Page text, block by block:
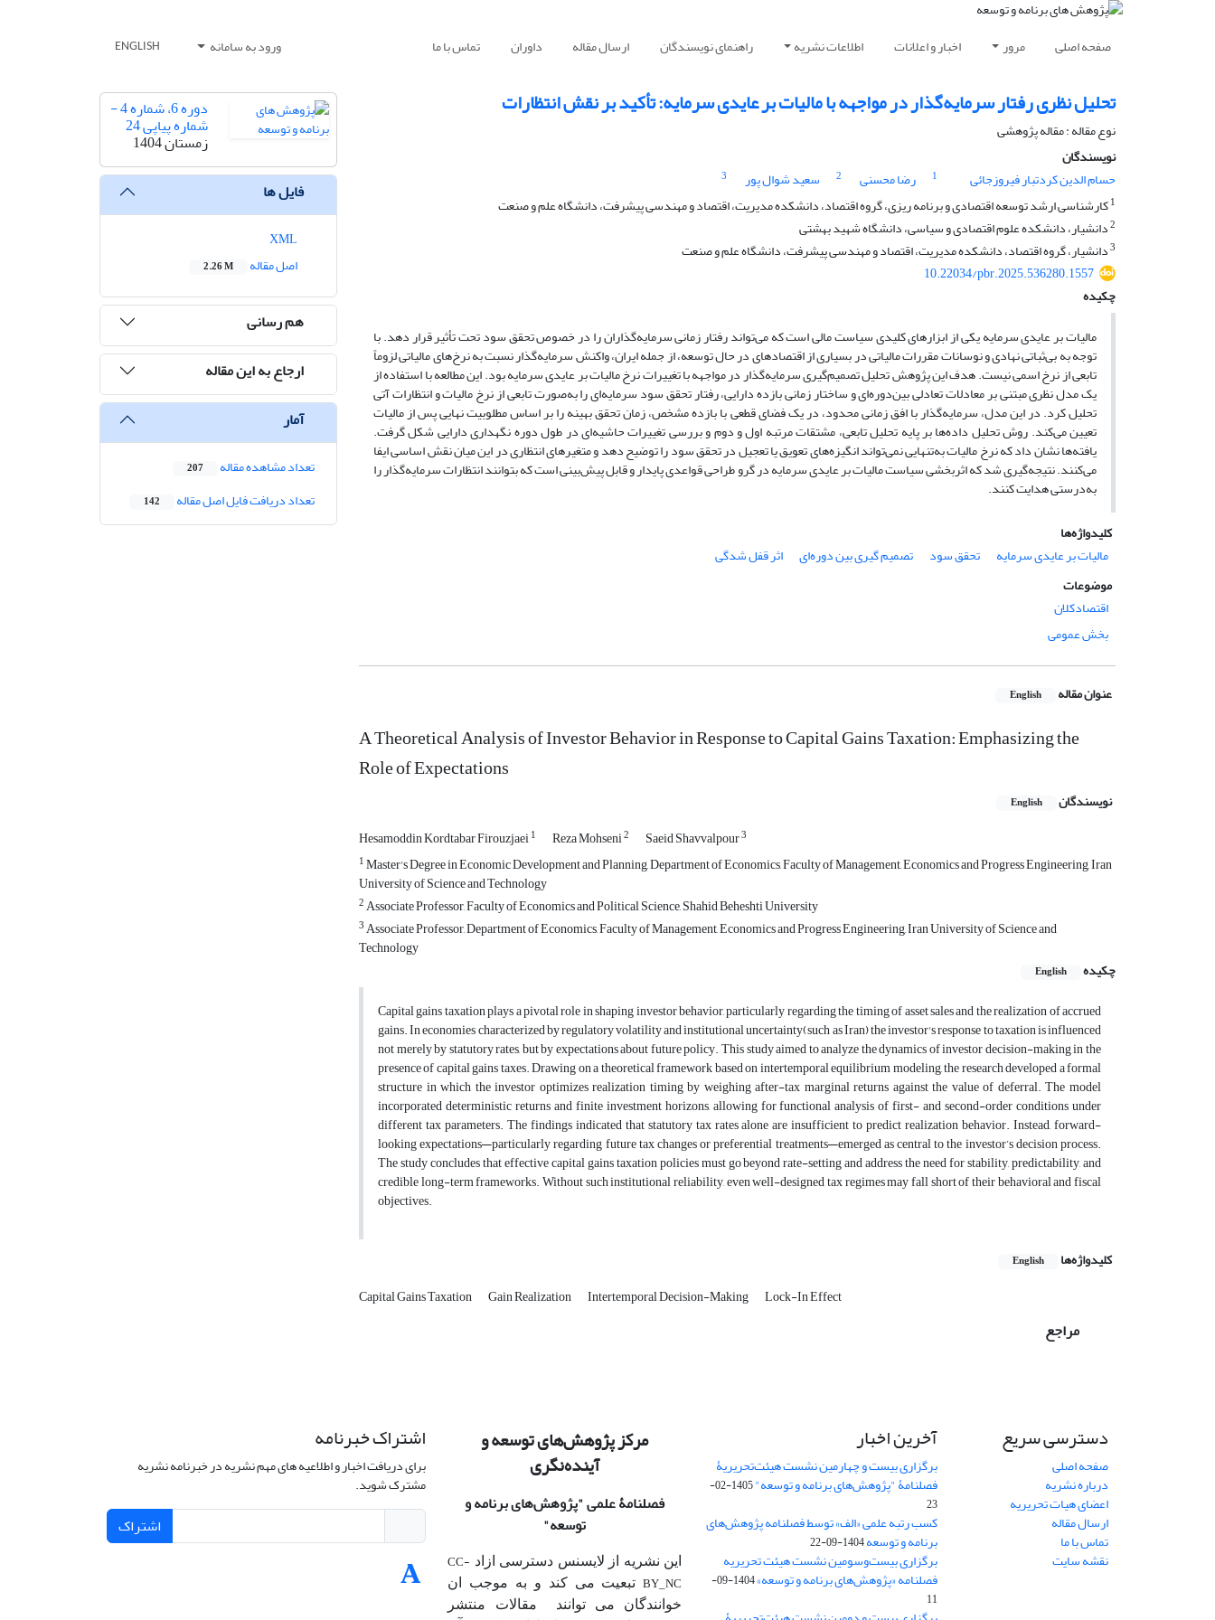
صفحه اصلی مرور اخبار و اعلانات اطلاعات نشریه راهنمای نویسندگان ارسال مقاله داوران تماس با ما ورود به سامانه ENGLISH
تحلیل نظری رفتار سرمایه‌گذار در مواجهه با مالیات بر عایدی سرمایه: تأکید بر نقش انتظارات
نوع مقاله : مقاله پژوهشی
نویسندگان
حسام الدین کردتبار فیروزجائی
1 رضا محسنی 2 سعید شوال پور
3
1کارشناسی ارشد توسعه اقتصادی و برنامه ریزی، گروه اقتصاد، دانشکده مدیریت، اقتصاد و مهندسی پیشرفت، دانشگاه علم و صنعت
2دانشیار، دانشکده علوم اقتصادی و سیاسی، دانشگاه شهید بهشتی
3دانشیار، گروه اقتصاد، دانشکده مدیریت، اقتصاد و مهندسی پیشرفت، دانشگاه علم و صنعت
10.22034/pbr.2025.536280.1557
چکیده
مالیات بر عایدی سرمایه یکی از ابزارهای کلیدی سیاست مالی است که می‌تواند رفتار زمانی سرمایه‌گذاران را در خصوص تحقق سود تحت تأثیر قرار دهد. با
توجه به بی‌ثباتی نهادی و نوسانات مقررات مالیاتی در بسیاری از اقتصادهای در حال توسعه، از جمله ایران، واکنش سرمایه‌گذار نسبت به نرخ‌های مالیاتی لزوماً
تابعی از نرخ اسمی نیست. هدف این پژوهش تحلیل تصمیم‌گیری سرمایه‌گذار در مواجهه با تغییرات نرخ مالیات بر عایدی سرمایه بود. این مطالعه با استفاده از
یک مدل نظری مبتنی بر معادلات تعادلی بین‌دوره‌ای و ساختار زمانی بازده دارایی، رفتار تحقق سود سرمایه‌ای را به‌صورت تابعی از نرخ مالیات و انتظارات آتی
تحلیل کرد. در این مدل، سرمایه‌گذار با افق زمانی محدود، در یک فضای قطعی با بازده مشخص، زمان تحقق بهینه را بر اساس مطلوبیت نهایی پس از مالیات
تعیین می‌کند. روش تحلیل داده‌ها بر پایه تحلیل تابعی، مشتقات مرتبه اول و دوم و بررسی تغییرات حاشیه‌ای در طول دوره نگهداری دارایی شکل گرفت.
یافته‌ها نشان داد که نرخ مالیات به‌تنهایی نمی‌تواند انگیزه‌های تعویق یا تعجیل در تحقق سود را توضیح دهد و متغیرهای انتظاری در این میان نقش اساسی ایفا
می‌کنند. نتیجه‌گیری شد که اثربخشی سیاست مالیات بر عایدی سرمایه در گرو طراحی قواعدی پایدار و قابل پیش‌بینی است که بتوانند انتظارات سرمایه‌گذار را
به‌درستی هدایت کنند.
کلیدواژه‌ها
مالیات بر عایدی سرمایه‌
تحقق سود تصمیم گیری بین دوره‌ای
اثر قفل شدگی
موضوعات
اقتصادکلان
بخش عمومی
عنوان مقاله English
A Theoretical Analysis of Investor Behavior in Response to Capital Gains Taxation: Emphasizing the
Role of Expectations
نویسندگان English
Hesamoddin Kordtabar Firouzjaei1 Reza Mohseni2 Saeid Shavvalpour3
1Master's Degree in Economic Development and Planning, Department of Economics, Faculty of Management, Economics and Progress Engineering, Iran
University of Science and Technology
2Associate Professor, Faculty of Economics and Political Science, Shahid Beheshti University
3Associate Professor, Department of Economics, Faculty of Management, Economics and Progress Engineering, Iran University of Science and
Technology
چکیده
English
Capital gains taxation plays a pivotal role in shaping investor behavior, particularly regarding the timing of asset sales and the realization of accrued
gains. In economies characterized by regulatory volatility and institutional uncertainty(such as Iran) the investor's response to taxation is influenced
not merely by statutory rates, but by expectations about future policy. This study aimed to analyze the dynamics of investor decision-making in the
presence of capital gains taxes. Drawing on a theoretical framework based on intertemporal equilibrium modeling, the research developed a formal
structure in which the investor optimizes realization timing by weighing after-tax marginal returns against the value of deferral. The model
incorporated deterministic returns and finite investment horizons, allowing for functional analysis of first- and second-order conditions under
different tax parameters. The findings indicated that statutory tax rates alone are insufficient to predict realization behavior. Instead, forward-
looking expectations—particularly regarding future tax changes or preferential treatments—emerged as central to the investor’s decision process.
The study concludes that effective capital gains taxation policies must go beyond rate-setting and address the need for stability, predictability, and
credible long-term frameworks. Without such institutional reliability, even well-designed tax regimes may fall short of their behavioral and fiscal
objectives.
کلیدواژه‌ها English
Capital Gains Taxation Gain Realization Intertemporal Decision-Making Lock-In Effect
مراجع
دوره 6، شماره 4 -
شماره پیاپی 24
زمستان 1404
فایل ها
اصل مقاله
2.26 M
هم رسانی
ارجاع به این مقاله
آمار
تعداد مشاهده مقاله 207
تعداد دریافت فایل اصل مقاله 142
دسترسی سریع
صفحه اصلی
درباره نشریه
اعضای هیات تحریریه
ارسال مقاله
تماس با ما
نقشه سایت
آخرین اخبار
برگزاری بیست و چهارمین نشست هیئت‌تحریریۀ
فصلنامۀ "پژوهش‌های برنامه و توسعه"
1405-02-
23
کسب رتبه علمی «الف» توسط فصلنامه پژوهش‌های
برنامه و توسعه1404-09-22
برگزاری بیست‌وسومین نشست هیئت‌ تحریریه
فصلنامه «پژوهش‌های برنامه و توسعه»
1404-09-
11
مرکز پژوهش‌های توسعه و
آینده‌نگری
فصلنامۀ علمی"پژوهش‌های برنامه و
توسعه"
این نشریه از لایسنس دسترسی ازاد CC-
BY_NCتبعیت می کند و به موجب ان
خوانندگان می توانند مقالات منتشر
اشتراک خبرنامه
برای دریافت اخبار و اطلاعیه های مهم نشریه در خبرنامه نشریه
مشترک شوید.
اشتراک